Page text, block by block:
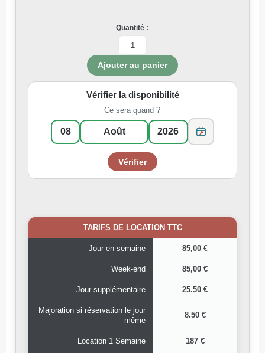
Quantité :
Vérifier la disponibilité
Ce sera quand ?
TARIFS DE LOCATION TTC
Jour en semaine 85,00 €
Week-end 85,00 €
Jour supplémentaire 25.50 €
Majoration si réservation le jour
même
8.50 €
Location 1 Semaine 187 €